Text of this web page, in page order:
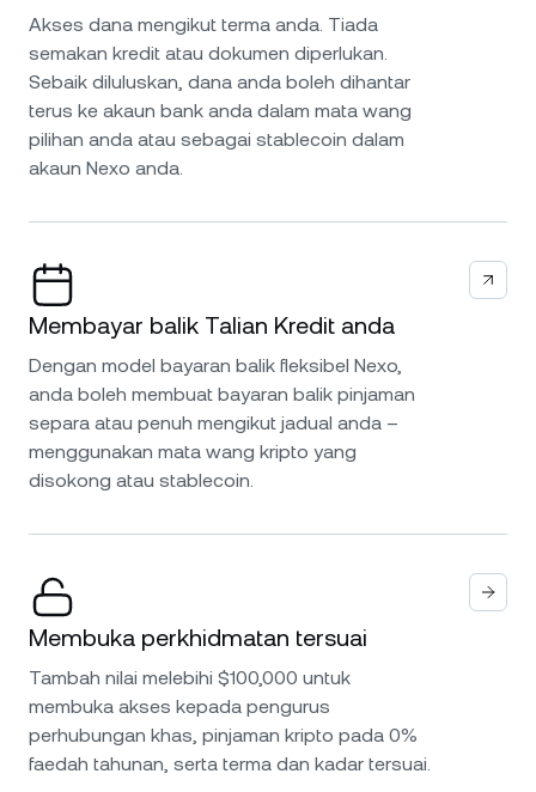
Akses dana mengikut terma anda. Tiada
semakan kredit atau dokumen diperlukan.
Sebaik diluluskan, dana anda boleh dihantar
terus ke akaun bank anda dalam mata wang
pilihan anda atau sebagai stablecoin dalam
akaun Nexo anda.
Membayar balik Talian Kredit anda
Dengan model bayaran balik fleksibel Nexo,
anda boleh membuat bayaran balik pinjaman
separa atau penuh mengikut jadual anda –
menggunakan mata wang kripto yang
disokong atau stablecoin.
Membuka perkhidmatan tersuai
Tambah nilai melebihi $100,000 untuk
membuka akses kepada pengurus
perhubungan khas, pinjaman kripto pada 0%
faedah tahunan, serta terma dan kadar tersuai.